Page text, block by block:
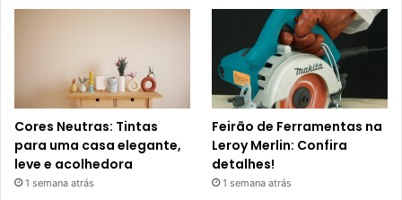
Cores Neutras: Tintas
para uma casa elegante,
leve e acolhedora
1 semana atrás
Feirão de Ferramentas na
Leroy Merlin: Confira
detalhes!
1 semana atrás